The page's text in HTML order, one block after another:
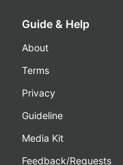
Guide & Help
About
Terms
Privacy
Guideline
Media Kit
Feedback/Requests